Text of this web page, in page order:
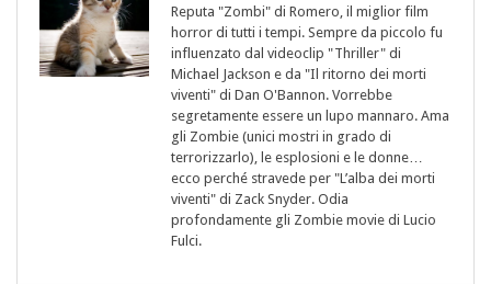
Reputa "Zombi" di Romero, il miglior film
horror di tutti i tempi. Sempre da piccolo fu
influenzato dal videoclip "Thriller" di
Michael Jackson e da "Il ritorno dei morti
viventi" di Dan O'Bannon. Vorrebbe
segretamente essere un lupo mannaro. Ama
gli Zombie (unici mostri in grado di
terrorizzarlo), le esplosioni e le donne…
ecco perché stravede per "L’alba dei morti
viventi" di Zack Snyder. Odia
profondamente gli Zombie movie di Lucio
Fulci.